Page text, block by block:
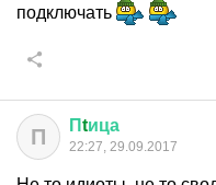
подключать
П Пtица
22:27, 29.09.2017